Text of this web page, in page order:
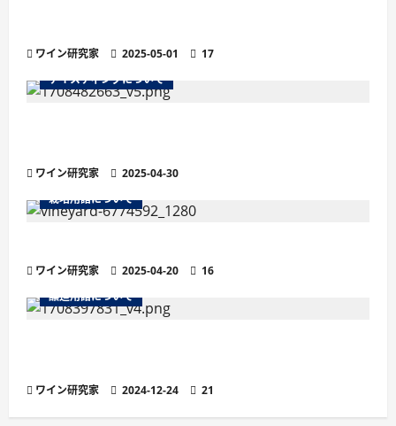
ワイン研究家 2025-05-01
17
テイスティングについて
ワイン研究家
2025-04-30
栽培用語について
ワイン研究家 2025-04-20
16
醸造用語について
ワイン研究家 2024-12-24 21